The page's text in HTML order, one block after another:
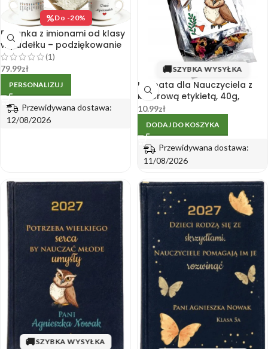
%Do -20%
Filiżanka z imionami od klasy
w pudełku – podziękowanie
dla wychowawcy
(1)
79.99zł
PERSONALIZUJ
Przewidywana dostawa:
12/08/2026
🚚SZYBKA WYSYŁKA
Herbata dla Nauczyciela z
kolorową etykietą, 40g,
idealna na prezent Dnia
roku szkolnego.
10.99zł
DODAJ DO KOSZYKA
Przewidywana dostawa:
11/08/2026
🚚SZYBKA WYSYŁKA